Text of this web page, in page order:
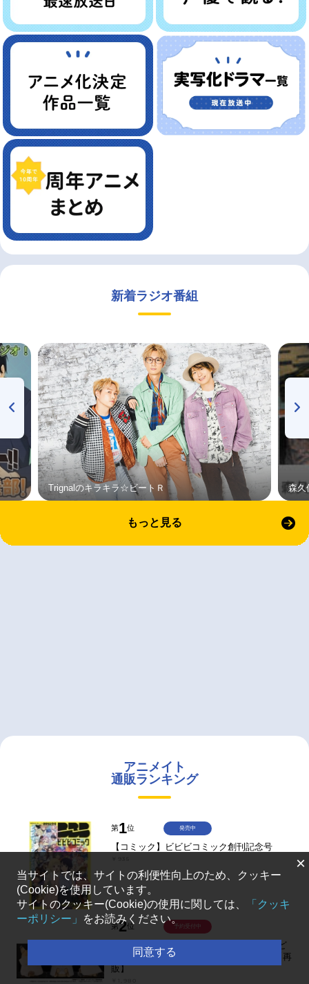
新着ラジオ番組
Trignalのキラキラ☆ビートＲ 森久
もっと見る
アニメイト
通販ランキング
第1位
【コミック】ビビビコミック創刊記念号
発売中
第2位
【グッズ-マスコット】ゴールデンカムイ ど
うぶつフォーゼマスコット 4.尾形百之助【再
販】
予約受付中
×
当サイトでは、サイトの利便性向上のため、クッキー
(Cookie)を使用しています。
サイトのクッキー(Cookie)の使用に関しては、
「クッキ
ーポリシー」
をお読みください。
同意する